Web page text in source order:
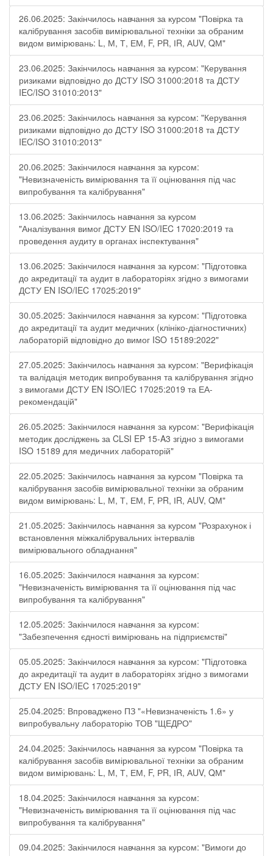
26.06.2025: Закінчилось навчання за курсом "Повірка та
калібрування засобів вимірювальної техніки за обраним
видом вимірювань: L, М, Т, ЕМ, F, РR, ІR, АUV, QМ"
23.06.2025: Закінчилось навчання за курсом: "Керування
ризиками відповідно до ДСТУ ISO 31000:2018 та ДСТУ
IEC/ISO 31010:2013"
23.06.2025: Закінчилось навчання за курсом: "Керування
ризиками відповідно до ДСТУ ISO 31000:2018 та ДСТУ
IEC/ISO 31010:2013"
20.06.2025: Закінчилося навчання за курсом:
"Невизначеність вимірювання та її оцінювання під час
випробування та калібрування"
13.06.2025: Закінчилось навчання за курсом
"Аналізування вимог ДСТУ EN ISO/IEC 17020:2019 та
проведення аудиту в органах інспектування"
13.06.2025: Закінчилося навчання за курсом: "Підготовка
до акредитації та аудит в лабораторіях згідно з вимогами
ДСТУ EN ISO/IEC 17025:2019"
30.05.2025: Закінчилося навчання за курсом: "Підготовка
до акредитації та аудит медичних (клініко-діагностичних)
лабораторій відповідно до вимог ISO 15189:2022"
27.05.2025: Закінчилось навчання за курсом: "Верифікація
та валідація методик випробування та калібрування згідно
з вимогами ДСТУ EN ISO/IEC 17025:2019 та ЕА-
рекомендацій"
26.05.2025: Закінчилося навчання за курсом: "Верифікація
методик досліджень за CLSI EP 15-A3 згідно з вимогами
ISO 15189 для медичних лабораторій"
22.05.2025: Закінчилось навчання за курсом "Повірка та
калібрування засобів вимірювальної техніки за обраним
видом вимірювань: L, М, Т, ЕМ, F, РR, ІR, АUV, QМ"
21.05.2025: Закінчилось навчання за курсом "Розрахунок і
встановлення міжкалібрувальних інтервалів
вимірювального обладнання"
16.05.2025: Закінчилося навчання за курсом:
"Невизначеність вимірювання та її оцінювання під час
випробування та калібрування"
12.05.2025: Закінчилося навчання за курсом:
"Забезпечення єдності вимірювань на підприємстві"
05.05.2025: Закінчилося навчання за курсом: "Підготовка
до акредитації та аудит в лабораторіях згідно з вимогами
ДСТУ EN ISO/IEC 17025:2019"
25.04.2025: Впроваджено ПЗ "«Невизначеність 1.6» у
випробувальну лабораторію ТОВ "ЩЕДРО"
24.04.2025: Закінчилось навчання за курсом "Повірка та
калібрування засобів вимірювальної техніки за обраним
видом вимірювань: L, М, Т, ЕМ, F, РR, ІR, АUV, QМ"
18.04.2025: Закінчилося навчання за курсом:
"Невизначеність вимірювання та її оцінювання під час
випробування та калібрування"
09.04.2025: Закінчилося навчання за курсом: "Вимоги до